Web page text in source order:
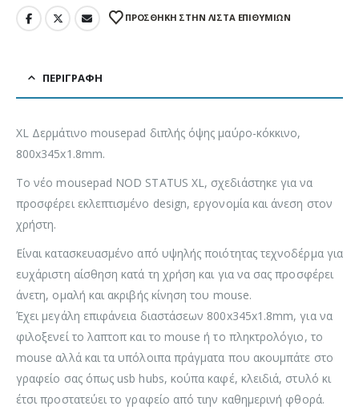
ΠΡΌΣΘΉΚΗ ΣΤΗΝ ΛΊΣΤΑ ΕΠΙΘΥΜΙΏΝ
ΠΕΡΙΓΡΑΦΉ
XL Δερμάτινο mousepad διπλής όψης μαύρο-κόκκινο,
800x345x1.8mm.
Το νέο mousepad NOD STATUS XL, σχεδιάστηκε για να
προσφέρει εκλεπτισμένο design, εργονομία και άνεση στον
χρήστη.
Είναι κατασκευασμένο από υψηλής ποιότητας τεχνοδέρμα για
ευχάριστη αίσθηση κατά τη χρήση και για να σας προσφέρει
άνετη, ομαλή και ακριβής κίνηση του mouse.
Έχει μεγάλη επιφάνεια διαστάσεων 800x345x1.8mm, για να
φιλοξενεί το λαπτοπ και το mouse ή το πληκτρολόγιο, το
mouse αλλά και τα υπόλοιπα πράγματα που ακουμπάτε στο
γραφείο σας όπως usb hubs, κούπα καφέ, κλειδιά, στυλό κι
έτσι προστατεύει το γραφείο από τιην καθημερινή φθορά.